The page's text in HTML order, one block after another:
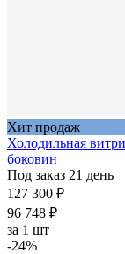
Хит продаж
Холодильная
боковин
Под заказ 21 день
127 300 ₽
96 748 ₽
за 1 шт
-24%